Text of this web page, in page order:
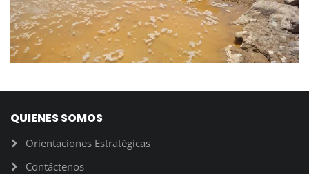
QUIENES SOMOS
Orientaciones Estratégicas
Contáctenos